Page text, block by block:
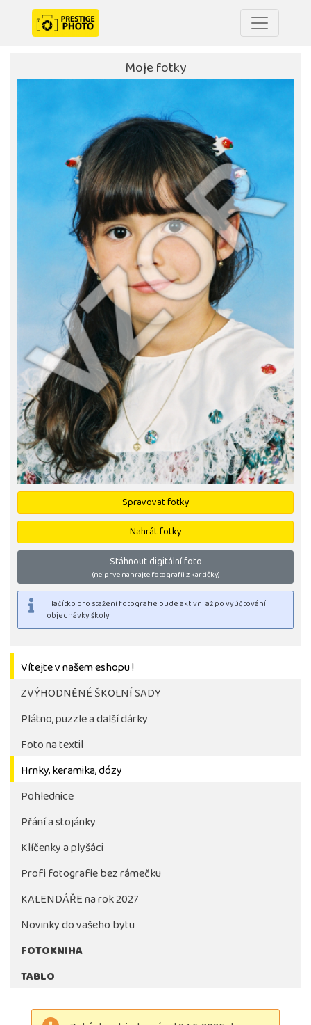
Moje fotky
Spravovat fotky
Nahrát fotky
Stáhnout digitální foto
(nejprve nahrajte fotografii z kartičky)
Tlačítko pro stažení fotografie bude aktivni až po
objednávky školy
Vítejte v našem eshopu !
ZVÝHODNĚNÉ ŠKOLNÍ SADY
Plátno, puzzle a další dárky
Foto na textil
Hrnky, keramika, dózy
Pohlednice
Přání a stojánky
Klíčenky a plyšáci
Profi fotografie bez rámečku
KALENDÁŘE na rok 2027
Novinky do vašeho bytu
FOTOKNIHA
TABLO